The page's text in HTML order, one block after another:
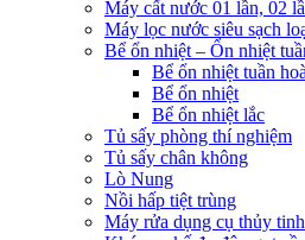
Máy cất nước 01 lần, 02
Máy lọc nước siêu sạch
Bể ổn nhiệt – Ổn nhiệt
Bể ổn nhiệt tuần
Bể ổn nhiệt
Bể ổn nhiệt lắc
Tủ sấy phòng thí nghiệm
Tủ sấy chân không
Lò Nung
Nồi hấp tiệt trùng
Máy rửa dụng cụ thủy tinh